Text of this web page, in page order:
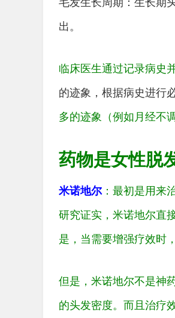
毛发生长周期：生长期
出。
临床医生通过记录病史
的迹象，根据病史进行
多的迹象（例如月经不
药物是女性脱
米诺地尔：最初是用来
研究证实，米诺地尔直
是，当需要增强疗效时
但是，米诺地尔不是神
的头发密度。而且治疗